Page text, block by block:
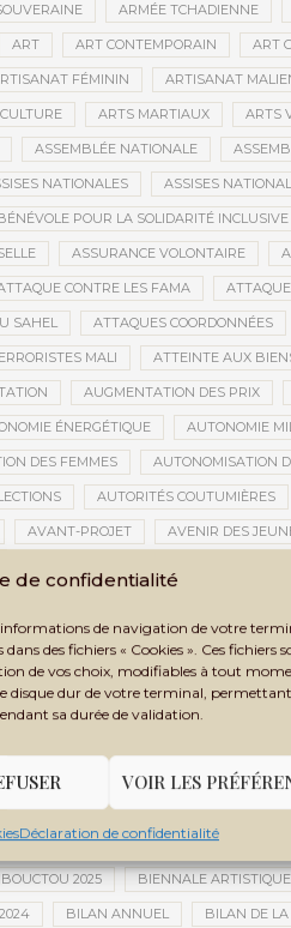
de confidentialité
informations de navigation de votre
des fichiers « Cookies ». Ces fichiers
de vos choix, modifiables à tout
disque dur de votre terminal,
sa durée de validation.
VOIR LES
Déclaration de confidentialité
ARMÉE TCHADIENNE
ART ART CONTEMPORAIN ART
FÉMININ ARTISANAT
ARTS MARTIAUX ARTS
ASSEMBLÉE NATIONALE
NATIONALES ASSISES
POUR LA SOLIDARITÉ INCLUSIVE
ASSURANCE VOLONTAIRE
CONTRE LES FAMA
SAHEL ATTAQUES COORDONNÉES
MALI ATTEINTE AUX
AUGMENTATION DES PRIX
ÉNERGÉTIQUE AUTONOMIE
DES FEMMES AUTONOMISATION
AUTORITÉS COUTUMIÈRES
AVANT-PROJET AVENIR DES
BAMAKO 2026 BAMAKO SÉCURITÉ
BANDITISME BANGUI
AFRICAINE DE DÉVELOPPEMENT
BATTERIES LITHIUM
BESOIN HUMANITAIRE
DE LA PHOTOGRAPHIE
2025 BIENNALE
BILAN ANNUEL BILAN DE